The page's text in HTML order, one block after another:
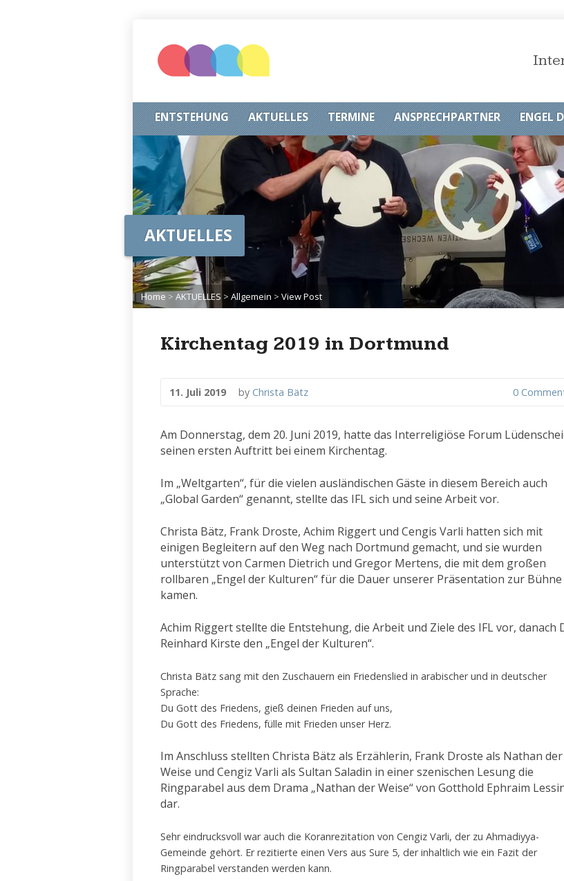
ENTSTEHUNG AKTUELLES TERMINE ANSPRECHPARTNER ENGEL
AKTUELLES
Home > AKTUELLES > Allgemein > View Post
Kirchentag 2019 in Dortmund
11. Juli 2019 by Christa Bätz 0
Am Donnerstag, dem 20. Juni 2019, hatte das Interreligiöse Forum
seinen ersten Auftritt bei einem Kirchentag.
Im „Weltgarten“, für die vielen ausländischen Gäste in diesem Bereich auch
„Global Garden“ genannt, stellte das IFL sich und seine Arbeit vor.
Christa Bätz, Frank Droste, Achim Riggert und Cengis Varli hatten sich mit
einigen Begleitern auf den Weg nach Dortmund gemacht, und sie wurden
unterstützt von Carmen Dietrich und Gregor Mertens, die mit dem großen
rollbaren „Engel der Kulturen“ für die Dauer unserer Präsentation zur Bühne
kamen.
Achim Riggert stellte die Entstehung, die Arbeit und Ziele des IFL vor, danach
Reinhard Kirste den „Engel der Kulturen“.
Christa Bätz sang mit den Zuschauern ein Friedenslied in arabischer und in deutscher
Sprache:
Du Gott des Friedens, gieß deinen Frieden auf uns,
Du Gott des Friedens, fülle mit Frieden unser Herz.
Im Anschluss stellten Christa Bätz als Erzählerin, Frank Droste als Nathan der
Weise und Cengiz Varli als Sultan Saladin in einer szenischen Lesung die
Ringparabel aus dem Drama „Nathan der Weise“ von Gotthold Ephraim
dar.
Sehr eindrucksvoll war auch die Koranrezitation von Cengiz Varli, der zu Ahmadiyya-
Gemeinde gehört. Er rezitierte einen Vers aus Sure 5, der inhaltlich wie ein Fazit der
Ringparabel verstanden werden kann.